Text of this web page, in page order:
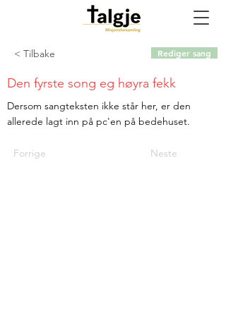
< Tilbake
Dersom sangteksten ikke står her, er den
allerede lagt inn på pc'en på bedehuset.
Forrige Neste
Den fyrste song eg høyra fekk
Rediger sang